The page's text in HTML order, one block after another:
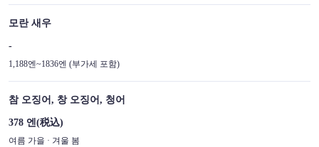
모란 새우
-
1,188엔~1836엔 (부가세 포함)
참 오징어, 창 오징어, 청어
378 엔(税込)
여름 가을 · 겨울 봄